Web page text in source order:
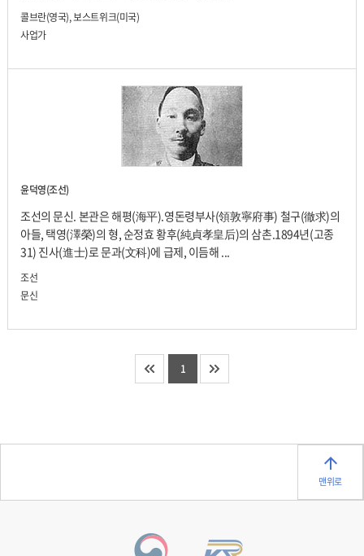
콜브란(영국), 보스트위크(미국)
사업가
윤덕영(조선)
조선의 문신. 본관은 해평(海平).영돈령부사(領敦寧府事) 철구(徹求)의
아들, 택영(澤榮)의 형, 순정효 황후(純貞孝皇后)의 삼촌.1894년(고종
31) 진사(進士)로 문과(文科)에 급제, 이듬해 ...
조선
문신
1
맨위로